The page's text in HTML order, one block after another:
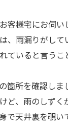
客様宅にお伺い
、雨漏りがし
ていると言うこ
箇所を確認しま
ど、雨のしずく
で天井裏を覗い